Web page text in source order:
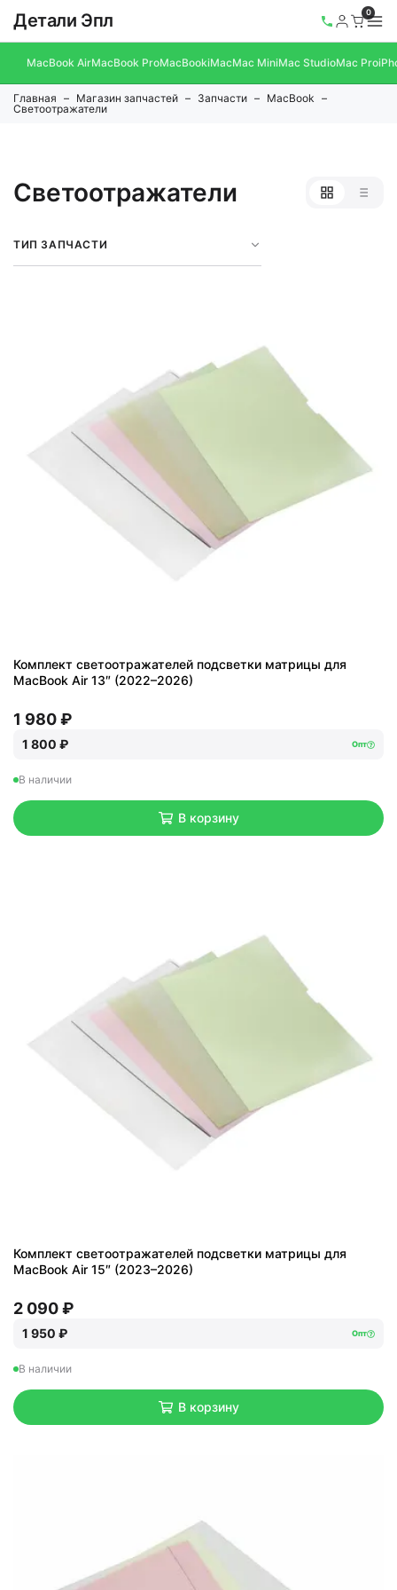
Детали Эпл 0
MacBook AirMacBook ProMacBookiMacMac MiniMac StudioMac Pro
Главная Магазин запчастей Запчасти
MacBook
Светоотражатели
Светоотражатели
ТИП ЗАПЧАСТИ
Комплект светоотражателей подсветки матрицы для
MacBook Air 13″ (2022–2026)
1 980 ₽
1 800 ₽ Опт
В наличии
В корзину
Комплект светоотражателей подсветки матрицы для
MacBook Air 15″ (2023–2026)
2 090 ₽
1 950 ₽ Опт
В наличии
В корзину